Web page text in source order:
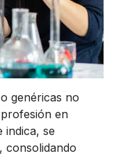
genéricas no
en
se
consolidando